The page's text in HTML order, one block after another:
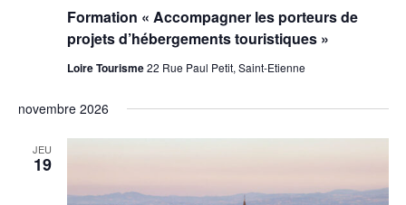
Formation « Accompagner les porteurs de
projets d’hébergements touristiques »
Loire Tourisme22 Rue Paul Petit, Saint-Etienne
novembre 2026
JEU
19